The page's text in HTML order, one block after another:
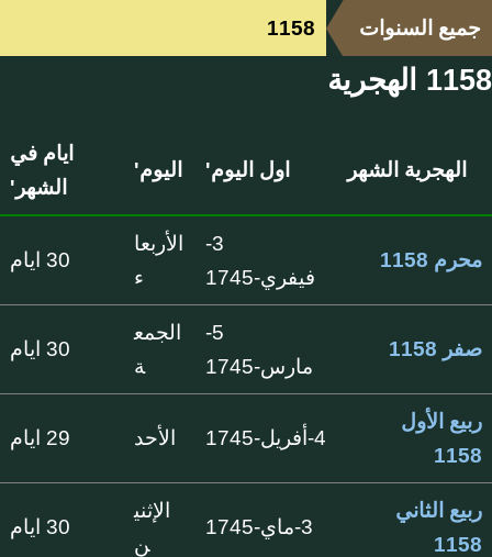
جميع السنوات 1158
1158 الهجرية
الهجرية الشهر اول اليوم' اليوم'
ايام في
الشهر'
محرم 1158
3-
فيفري-1745
الأربعا
ء
30 ايام
صفر 1158
5-
مارس-1745
الجمع
ة
30 ايام
ربيع الأول
1158
4-أفريل-1745 الأحد 29 ايام
ربيع الثاني
1158
3-ماي-1745
الإثني
ن
30 ايام